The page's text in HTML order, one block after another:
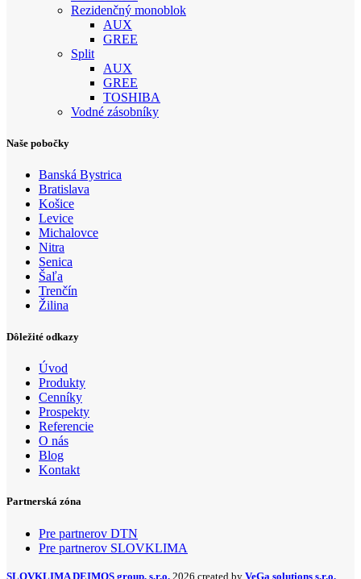
Rezidenčný monoblok
AUX
GREE
Split
AUX
GREE
TOSHIBA
Vodné zásobníky
Naše pobočky
Banská Bystrica
Bratislava
Košice
Levice
Michalovce
Nitra
Senica
Šaľa
Trenčín
Žilina
Dôležité odkazy
Úvod
Produkty
Cenníky
Prospekty
Referencie
O nás
Blog
Kontakt
Partnerská zóna
Pre partnerov DTN
Pre partnerov SLOVKLIMA
SLOVKLIMA DEIMOS group, s.r.o. 2026 created by VeGa solutions s.r.o.